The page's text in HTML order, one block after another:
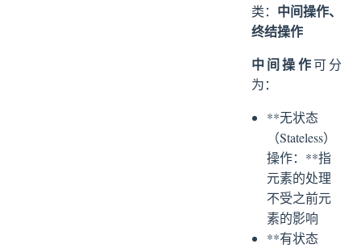
类： 中间操作、
终结操作
中间操作可分
为：
**无状态
（Stateless）
操作：**指
元素的处理
不受之前元
素的影响
**有状态